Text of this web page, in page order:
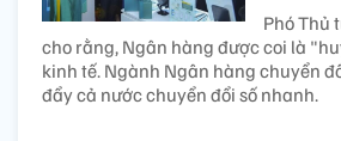
Phó Thủ
cho rằng, Ngân hàng được coi là
kinh tế. Ngành Ngân hàng chuyển
đẩy cả nước chuyển đổi số nhanh.